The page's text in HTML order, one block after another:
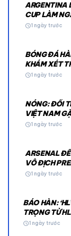
ARGENTINA
CUP LÀM
schedule1 ngày trước
BÓNG ĐÁ
KHÁM XÉT
schedule1 ngày trước
NÓNG: ĐỐI
VIỆT NAM
schedule1 ngày trước
ARSENAL
VÔ ĐỊCH
schedule1 ngày trước
BÁO HÀN:
TRỌNG TỪ
schedule1 ngày trước